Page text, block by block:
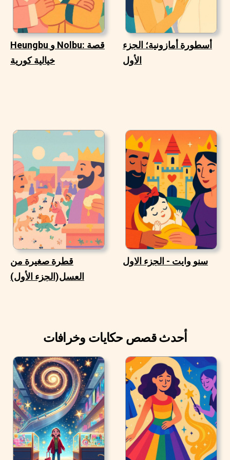
Heungbu و Nolbu: قصة
خيالية كورية
أسطورة أمازونية؛ الجزء
الأول
قطرة صغيرة من
العسل(الجزء الأول)
سنو وايت - الجزء الاول
أحدث قصص حكايات وخرافات